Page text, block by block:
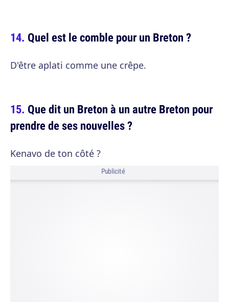
Quel est le comble pour un Breton ?
D'être aplati comme une crêpe.
Que dit un Breton à un autre Breton pour
prendre de ses nouvelles ?
Kenavo de ton côté ?
Publicité